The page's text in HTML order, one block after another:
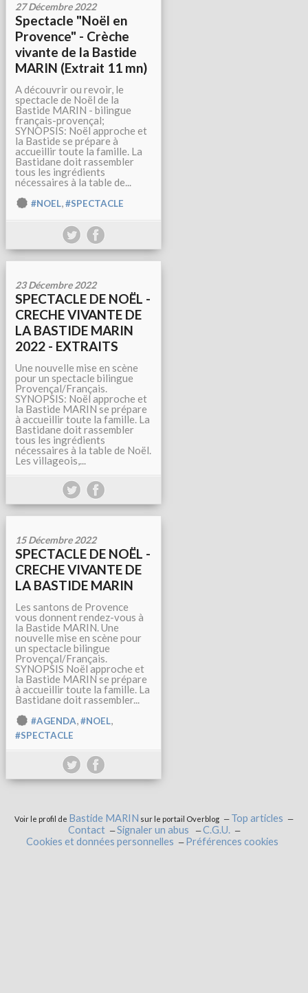
27 Décembre 2022
Spectacle "Noël en
Provence" - Crèche
vivante de la Bastide
MARIN (Extrait 11 mn)
A découvrir ou revoir, le
spectacle de Noël de la
Bastide MARIN - bilingue
français-provençal;
SYNOPSIS: Noël approche et
la Bastide se prépare à
accueillir toute la famille. La
Bastidane doit rassembler
tous les ingrédients
nécessaires à la table de...
#NOEL,#SPECTACLE
23 Décembre 2022
SPECTACLE DE NOËL -
CRECHE VIVANTE DE
LA BASTIDE MARIN
2022 - EXTRAITS
Une nouvelle mise en scène
pour un spectacle bilingue
Provençal/Français.
SYNOPSIS: Noël approche et
la Bastide MARIN se prépare
à accueillir toute la famille. La
Bastidane doit rassembler
tous les ingrédients
nécessaires à la table de Noël.
Les villageois,...
15 Décembre 2022
SPECTACLE DE NOËL -
CRECHE VIVANTE DE
LA BASTIDE MARIN
Les santons de Provence
vous donnent rendez-vous à
la Bastide MARIN. Une
nouvelle mise en scène pour
un spectacle bilingue
Provençal/Français.
SYNOPSIS Noël approche et
la Bastide MARIN se prépare
à accueillir toute la famille. La
Bastidane doit rassembler...
#AGENDA,#NOEL,
#SPECTACLE
Voir le profil de Bastide MARIN sur le portail Overblog
Top articles
Contact
Signaler un abus
C.G.U.
Cookies et données personnelles
Préférences cookies